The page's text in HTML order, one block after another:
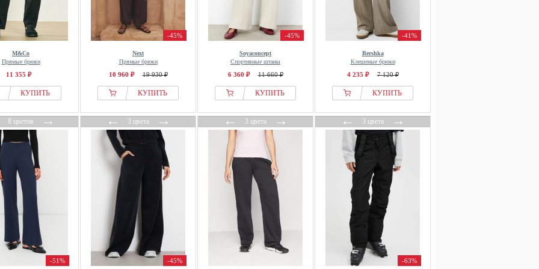
M&Co
Прямые брюки
11 355 ₽
КУПИТЬ
-45%
Next
Прямые брюки
10 960 ₽ 19 930 ₽
КУПИТЬ
-45%
Soyaconcept
Спортивные штаны
6 360 ₽ 11 660 ₽
КУПИТЬ
-41%
Bershka
Клешеные брюки
4 235 ₽ 7 120 ₽
КУПИТЬ
8 цветов→
-51%
←3 цвета→
-45%
←3 цвета→ ←3 цвета→
-63%